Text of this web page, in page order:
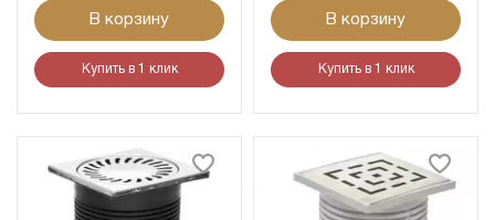
В корзину
Купить в 1 клик
В корзину
Купить в 1 клик